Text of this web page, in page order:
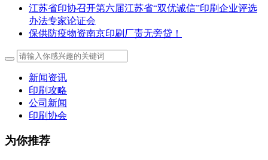
江苏省印协召开第六届江苏省“双优诚信”印刷企业评选
办法专家论证会
保供防疫物资南京印刷厂责无旁贷！
新闻资讯
印刷攻略
公司新闻
印刷协会
为你推荐